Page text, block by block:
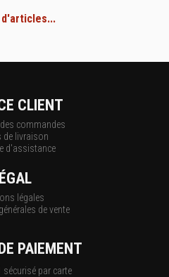
d'articles...
CLIENT
commandes
de livraison
d'assistance
légales
de vente
PAIEMENT
sécurisé par carte